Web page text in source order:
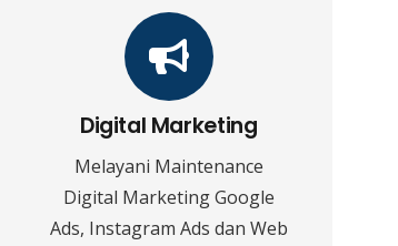
Digital Marketing
Melayani Maintenance
Digital Marketing Google
Ads, Instagram Ads dan Web